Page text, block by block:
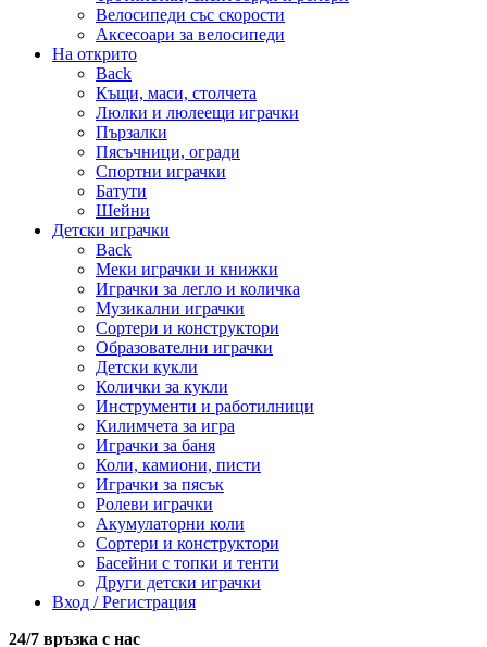
Велосипеди със скорости
Аксесоари за велосипеди
На открито
Back
Къщи, маси, столчета
Люлки и люлеещи играчки
Пързалки
Пясъчници, огради
Спортни играчки
Батути
Шейни
Детски играчки
Back
Меки играчки и книжки
Играчки за легло и количка
Музикални играчки
Сортери и конструктори
Образователни играчки
Детски кукли
Колички за кукли
Инструменти и работилници
Килимчета за игра
Играчки за баня
Коли, камиони, писти
Играчки за пясък
Ролеви играчки
Акумулаторни коли
Сортери и конструктори
Басейни с топки и тенти
Други детски играчки
Вход / Регистрация
24/7 връзка с нас